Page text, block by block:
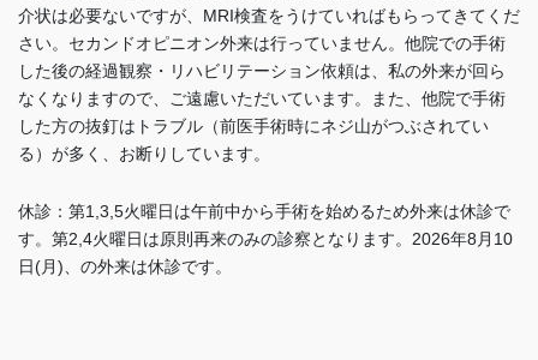
介状は必要ないですが、MRI検査をうけていればもらってきてくだ
さい。セカンドオピニオン外来は行っていません。他院での手術
した後の経過観察・リハビリテーション依頼は、私の外来が回ら
なくなりますので、ご遠慮いただいています。また、他院で手術
した方の抜釘はトラブル（前医手術時にネジ山がつぶされてい
る）が多く、お断りしています。
休診：第1,3,5火曜日は午前中から手術を始めるため外来は休診で
す。 第2,4火曜日は原則再来のみの診察となります。2026年8月10
日(月)、の外来は休診です。